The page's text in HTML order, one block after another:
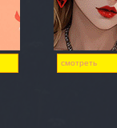
смотреть